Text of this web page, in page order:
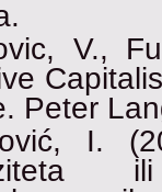
V.,
Peter
I.